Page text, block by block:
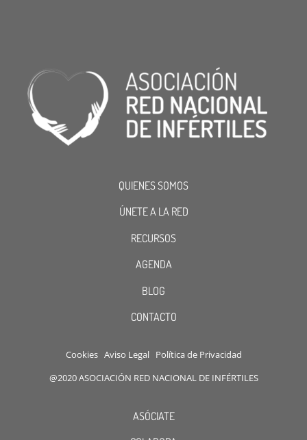
QUIENES SOMOS
ÚNETE A LA RED
RECURSOS
AGENDA
BLOG
CONTACTO
Cookies Aviso Legal Política de Privacidad
@2020 ASOCIACIÓN RED NACIONAL DE INFÉRTILES
ASÓCIATE